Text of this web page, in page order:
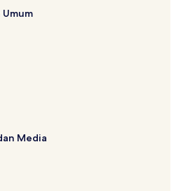
Media